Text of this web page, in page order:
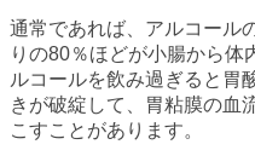
通常であれば、アルコール
りの80％ほどが小腸から体
ルコールを飲み過ぎると胃
きが破綻して、胃粘膜の血
こすことがあります。